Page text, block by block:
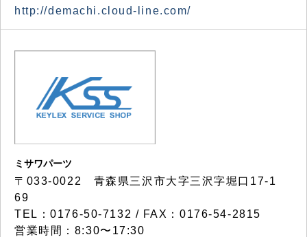
http://demachi.cloud-line.com/
ミサワパーツ
〒033-0022 青森県三沢市大字三沢字堀口17-1
69
TEL：0176-50-7132 / FAX：0176-54-2815
営業時間：8:30〜17:30